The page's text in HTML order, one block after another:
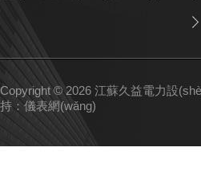
Copyright © 2026 江蘇久益電力設
持：儀表網(wǎng)